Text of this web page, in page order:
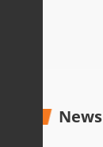
News